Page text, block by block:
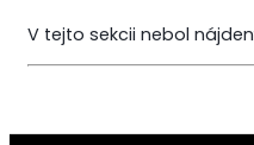
V tejto sekcii nebol